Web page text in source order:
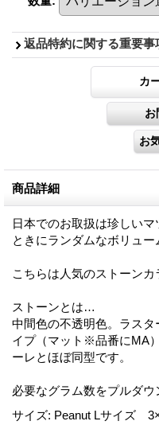
返品特約に関する重要事
商品詳細
日本でのお取扱は珍しい
ときにランダムなボリュー
こちらは人気のストーンカ
ストーンとは…
中間色の不透明色。ラス
イプ（マット※品番にMA
ーレとほぼ同型です。
必要なグラム数をプルダウ
サイズ: Peanut Lサイズ